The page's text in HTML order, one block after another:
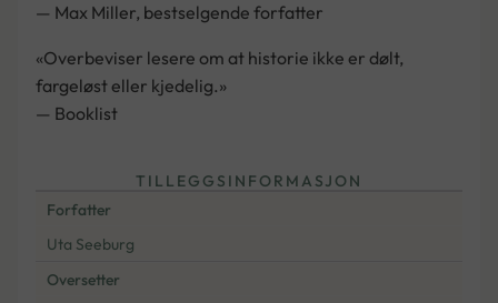
— Max Miller, bestselgende forfatter
«Overbeviser lesere om at historie ikke er dølt,
fargeløst eller kjedelig.»
— Booklist
TILLEGGSINFORMASJON
Forfatter
Uta Seeburg
Oversetter